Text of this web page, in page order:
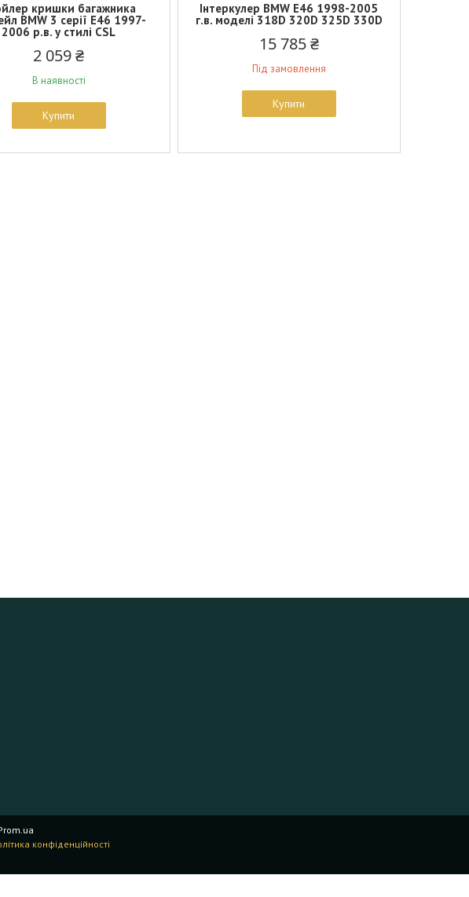
кришки багажника
BMW 3 серії E46 1997-
2006 р.в. у стилі CSL
2 059 ₴
В наявності
Купити
Інтеркулер BMW E46 1998-2005
г.в. моделі 318D 320D 325D 330D
15 785 ₴
Під замовлення
Купити
конфіденційності